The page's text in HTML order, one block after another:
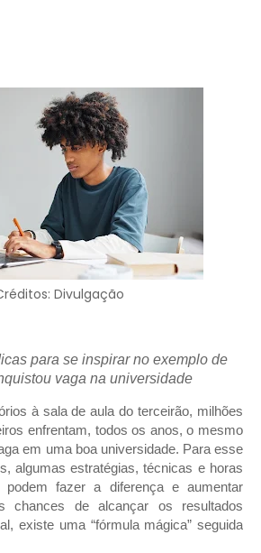
Divulgação
para se inspirar no exemplo de
vaga na universidade
à sala de aula do terceirão, milhões
enfrentam, todos os anos, o mesmo
em uma boa universidade. Para esse
algumas estratégias, técnicas e horas
podem fazer a diferença e aumentar
chances de alcançar os resultados
existe uma “fórmula mágica” seguida